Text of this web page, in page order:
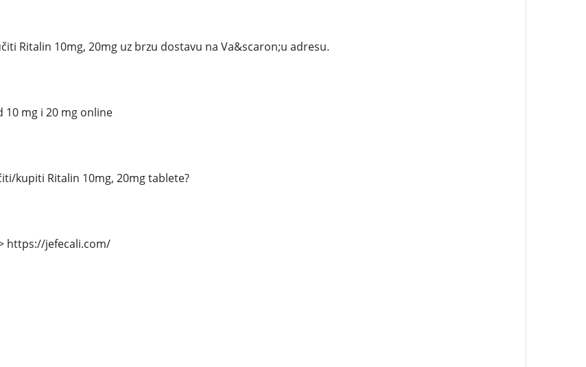
Ritalin 10mg, 20mg uz brzu dostavu na Va&scaron;u adresu.
mg i 20 mg online
kupiti Ritalin 10mg, 20mg tablete?
https://jefecali.com/